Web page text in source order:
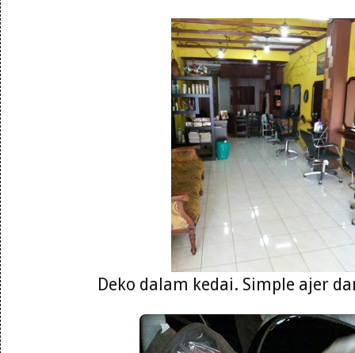
Deko dalam kedai. Simple ajer